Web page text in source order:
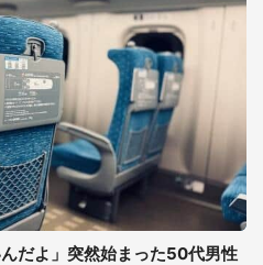
だよ」突然始まった50代男性